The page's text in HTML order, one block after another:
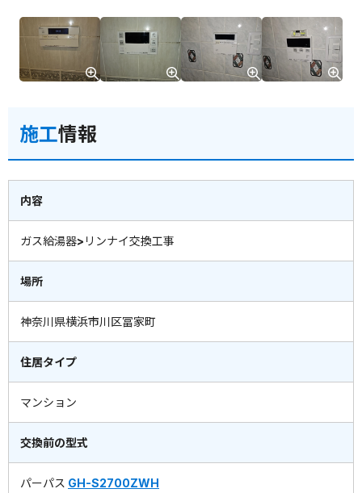
施工情報
内容
ガス給湯器>リンナイ交換工事
場所
神奈川県横浜市川区冨家町
住居タイプ
マンション
交換前の型式
パーパス GH-S2700ZWH